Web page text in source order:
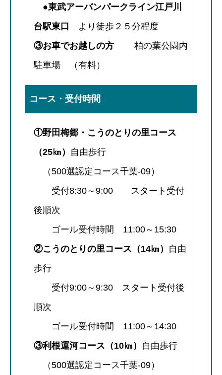
●東武アーバンパークライン江戸川
台駅東口 より徒歩２５分程度
③お車でお越しの方 柏の葉公園内
駐車場 （有料）
コース・受付時間
①野田梅郷・こうのとりの里コース
（25㎞） 自由歩行
（500選認定コース千葉-09）
受付8:30～9:00 スタート受付
後順次
ゴール受付時間 11:00～15:30
②こうのとりの里コース（14㎞） 自由
歩行
受付9:00～9:30 スタート受付後
順次
ゴール受付時間 11:00～14:30
③利根運河コース（10㎞） 自由歩行
（500選認定コース千葉-09）